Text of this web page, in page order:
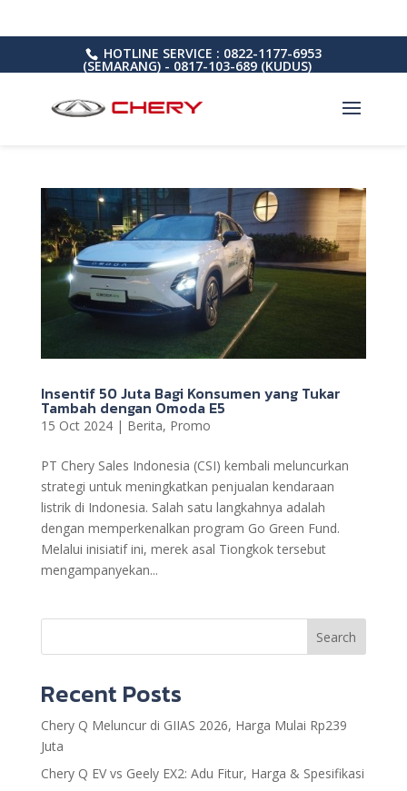
HOTLINE SERVICE : 0822-1177-6953
(SEMARANG) - 0817-103-689 (KUDUS)
Insentif 50 Juta Bagi Konsumen yang Tukar
Tambah dengan Omoda E5
15 Oct 2024| Berita, Promo
PT Chery Sales Indonesia (CSI) kembali meluncurkan
strategi untuk meningkatkan penjualan kendaraan
listrik di Indonesia. Salah satu langkahnya adalah
dengan memperkenalkan program Go Green Fund.
Melalui inisiatif ini, merek asal Tiongkok tersebut
mengampanyekan...
Search
Recent Posts
Chery Q Meluncur di GIIAS 2026, Harga Mulai Rp239
Juta
Chery Q EV vs Geely EX2: Adu Fitur, Harga & Spesifikasi